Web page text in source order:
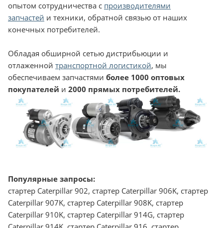
опытом сотрудничества с производителями
запчастей и техники, обратной связью от наших
конечных потребителей.
Обладая обширной сетью дистрибьюции и
отлаженной транспортной логистикой, мы
обеспечиваем запчастями более 1000 оптовых
покупателей и 2000 прямых потребителей.
Популярные запросы:
стартер Caterpillar 902, стартер Caterpillar 906K, стартер Caterpillar 907K, стартер Caterpillar 908K, стартер Caterpillar 910K, стартер Caterpillar 914G, стартер Caterpillar 914K, стартер Caterpillar 916, стартер Caterpillar 918F, стартер Caterpillar 920, стартер Caterpillar 920C, стартер Caterpillar 922, стартер Caterpillar 922B, стартер Caterpillar 924G, стартер Caterpillar 924Gz, стартер Caterpillar 924H, стартер Caterpillar 924Hz, стартер Caterpillar 924K, стартер Caterpillar 926, стартер Caterpillar 926E, стартер Caterpillar 926G, стартер Caterpillar 928Gz, стартер Caterpillar 928Hz, стартер Caterpillar 930, стартер Caterpillar 930G, стартер Caterpillar 930H, стартер Caterpillar 930K, стартер Caterpillar 931, стартер Caterpillar 931B, стартер Caterpillar 931C, стартер Caterpillar 931C LGP II, стартер Caterpillar 933, стартер Caterpillar 933C, стартер Caterpillar 933F, стартер Caterpillar 933С n, стартер Caterpillar 935B, стартер Caterpillar 935C, стартер Caterpillar 935C LGP, стартер Caterpillar 936, стартер Caterpillar 936E, стартер Caterpillar 936F, стартер Caterpillar 936F II, стартер Caterpillar 938G II, стартер Caterpillar 938H, стартер Caterpillar 938K, стартер Caterpillar 939, стартер Caterpillar 939C, стартер Caterpillar 939C n, стартер Caterpillar 941, стартер Caterpillar 941B, стартер Caterpillar 943, стартер Caterpillar 943 LGP, стартер Caterpillar 944, стартер Caterpillar 944A, стартер Caterpillar 950 GC, стартер Caterpillar 950F II, стартер Caterpillar 950G, стартер Caterpillar 950G II, стартер Caterpillar 950H, стартер Caterpillar 950L, стартер Caterpillar 951, стартер Caterpillar 951B, стартер Caterpillar 951C, стартер Caterpillar 953, стартер Caterpillar 953 LGP, стартер Caterpillar 953B, стартер Caterpillar 953C, стартер Caterpillar 953C nn, стартер Caterpillar 953C WH, стартер Caterpillar 953D, стартер Caterpillar 953D WH, стартер Caterpillar 955, стартер Caterpillar 955H, стартер Caterpillar 955K, стартер Caterpillar 955L, стартер Caterpillar 960F, стартер Caterpillar 960F II, стартер Caterpillar 962G, стартер Caterpillar 962G II, стартер Caterpillar 962H, стартер Caterpillar 962K, стартер Caterpillar 962L, стартер Caterpillar 962M, стартер Caterpillar 963, стартер Caterpillar 963B, стартер Caterpillar 963C, стартер Caterpillar 963C LGP, стартер Caterpillar 963C n, стартер Caterpillar 963C WH, стартер Caterpillar 963D, стартер Caterpillar 963D WH, стартер Caterpillar 963F, стартер Caterpillar 963K, стартер Caterpillar 966G II, стартер Caterpillar 966H, стартер Caterpillar 966L, стартер Caterpillar 970F, стартер Caterpillar 970F II, стартер Caterpillar 972G II, стартер Caterpillar 972H, стартер Caterpillar 972K, стартер Caterpillar 972L, стартер Caterpillar 973, стартер Caterpillar 973 LGP, стартер Caterpillar 973C, стартер Caterpillar 973C n, стартер Caterpillar 973C WH, стартер Caterpillar 973D, стартер Caterpillar 973D SH, стартер Caterpillar 973D WH, стартер Caterpillar 977H, стартер Caterpillar 977K, стартер Caterpillar 977L, стартер Caterpillar 980G II, стартер Caterpillar 980H, стартер Caterpillar 980K, стартер Caterpillar 980L, стартер Caterpillar 980М, стартер Caterpillar 983, стартер Caterpillar 986H, стартер Caterpillar 988F, стартер Caterpillar 988GII, стартер Caterpillar 988H, стартер Caterpillar 988K, стартер Caterpillar 990H, стартер Caterpillar 990II, стартер Caterpillar 990K, стартер Caterpillar 992G, стартер Caterpillar 992K, стартер Caterpillar 993K, стартер Caterpillar 994D, стартер Caterpillar 994F, стартер Caterpillar 994K, стартер Caterpillar IT14G, стартер Caterpillar IT38G II, стартер Caterpillar IT38H, стартер Caterpillar IT62H, стартер Caterpillar 239D, стартер Caterpillar 247B Series 2, стартер Caterpillar 247B Series 3, стартер Caterpillar 249D, стартер Caterpillar 257B Series 2, стартер Caterpillar 257B Series 3, стартер Caterpillar 257D, стартер Caterpillar 259B Series 3, стартер Caterpillar 259D, стартер Caterpillar 277C (XPS), стартер Caterpillar 277D, стартер Caterpillar 279C, стартер Caterpillar 279D, стартер Caterpillar 287C (XPS), стартер Caterpillar 287D, стартер Caterpillar 289C, стартер Caterpillar 289D, стартер Caterpillar 297C (XPS), стартер Caterpillar 299C, стартер Caterpillar 299D, стартер Caterpillar 299D XHP, стартер Caterpillar 904B, стартер Caterpillar 904H, стартер Caterpillar 906H, стартер Caterpillar 907H, стартер Caterpillar 908H, стартер Caterpillar 910G II, стартер Caterpillar 914G, стартер Caterpillar 216B Series 2, стартер Caterpillar 216B Series 3, стартер Caterpillar 216В, стартер Caterpillar 226B Series 2, стартер Caterpillar 226B Series 3, стартер Caterpillar 226В, стартер Caterpillar 226В (НF), стартер Caterpillar 232B Series 2, стартер Caterpillar 232D, стартер Caterpillar 232В, стартер Caterpillar 236B Series 2, стартер Caterpillar 236B Series 3, стартер Caterpillar 236D, стартер Caterpillar 236В, стартер Caterpillar 242B Series 2, стартер Caterpillar 242B Series 3, стартер Caterpillar 242D, стартер Caterpillar 242В, стартер Caterpillar 242В (НF), стартер Caterpillar 246C (XPS), стартер Caterpillar 246В, стартер Caterpillar 248В (НF) ХРS, стартер Caterpillar 252B Series 2, стартер Caterpillar 252В, стартер Caterpillar 256C (XPS), стартер Caterpillar 262C (XPS), стартер Caterpillar 262D, стартер Caterpillar 262В, стартер Caterpillar 268B, стартер Caterpillar 268В (НF) ХРS, стартер Caterpillar 272C (XPS), стартер Caterpillar 272D, стартер Caterpillar 272D XHP, стартер Caterpillar 277B, стартер Caterpillar TH215, стартер Caterpillar TH220B, стартер Caterpillar TH255, стартер Caterpillar TH255C, стартер Caterpillar TH336, стартер Caterpillar TH337, стартер Caterpillar TH406, стартер Caterpillar TH407, стартер Caterpillar TH414, стартер Caterpillar TH414C, стартер Caterpillar TH417C, стартер Caterpillar TH514, стартер Caterpillar TL642, стартер Caterpillar DP100N, стартер Caterpillar DP120N, стартер Caterpillar DP135N, стартер Caterpillar DP150N, стартер Caterpillar DP15NT, стартер Caterpillar DP160N, стартер Caterpillar DP18NT, стартер Caterpillar DP20CN, стартер Caterpillar DP20NT, стартер Caterpillar DP25NT, стартер Caterpillar DP30NT, стартер Caterpillar DP35NT, стартер Caterpillar DP40K, стартер Caterpillar DP40KL, стартер Caterpillar DP45K, стартер Caterpillar DP50K, стартер Caterpillar DP60, стартер Caterpillar DP70, стартер Caterpillar DP80N, стартер Caterpillar DP90N, стартер Caterpillar GP15NT, стартер Caterpillar GP18NT, стартер Caterpillar GP20CNT, стартер Caterpillar GP20NT, стартер Caterpillar GP25NT, стартер Caterpillar GP30NT, стартер Caterpillar GP35NT, стартер Caterpillar GP40K, стартер Caterpillar GP40KL, стартер Caterpillar GP45K, стартер Caterpillar GP50K, стартер Caterpillar EP10KRT PAC, стартер Caterpillar EP12KRT PAC, стартер Caterpillar EP13PNT, стартер Caterpillar EP15KRT PAC, стартер Caterpillar EP15PNT, стартер Caterpillar EP16CPN, стартер Caterpillar EP16CPNT, стартер Caterpillar EP16PN, стартер Caterpillar EP16PNT, стартер Caterpillar EP18CPN, стартер Caterpillar EP18CPNT, стартер Caterpillar EP18PN, стартер Caterpillar EP18PNT, стартер Caterpillar EP20K PAC, стартер Caterpillar EP20PN, стартер Caterpillar EP20PNT, стартер Caterpillar EP25K PAC, стартер Caterpillar EP30K PAC, стартер Caterpillar EP35K PAC, стартер Caterpillar EP40, стартер Caterpillar EP45, стартер Caterpillar EP50, стартер Caterpillar NR14N, стартер Caterpillar NR14NH, стартер Caterpillar NR16N, стартер Caterpillar NR16NC, стартер Caterpillar NR16NH, стартер Caterpillar NR16NHC, стартер Caterpillar NR16NHS, стартер Caterpillar NR16NS, стартер Caterpillar NR20NH, стартер Caterpillar NR25NH, стартер Caterpillar NRM20K, стартер Caterpillar NRM25K, стартер Caterpillar NSP10N, стартер Caterpillar NSP12N, стартер Caterpillar NSP12NI, стартер Caterpillar NSP12NS, стартер Caterpillar NSP16N, стартер Caterpillar NSP16NI, стартер Caterpillar NSP16NS, стартер Caterpillar NSR12N, стартер Caterpillar NSR16N, стартер Caterpillar NSR16NI, стартер Caterpillar NSR20N, стартер Caterpillar NSS15N, стартер Caterpillar NSS15NI, стартер Caterpillar NSS20N, стартер Caterpillar NSV12N, стартер Caterpillar NSV12NI, стартер Caterpillar NSV12NS, стартер Caterpillar NSV16N, стартер Caterpillar NSV16NI, стартер Caterpillar NSV16NS, стартер CAT 902, стартер CAT 906K, стартер CAT 907K, стартер CAT 908K, стартер CAT 910K, стартер CAT 914G, стартер CAT 914K, стартер CAT 916, стартер CAT 918F, стартер CAT 920, стартер CAT 920C, стартер CAT 922, стартер CAT 922B, стартер CAT 924G, стартер CAT 924Gz, стартер CAT 924H, стартер CAT 924Hz, стартер CAT 924K, стартер CAT 926, стартер CAT 926E, стартер CAT 926G, стартер CAT 928Gz, стартер CAT 928Hz, стартер CAT 930, стартер CAT 930G, стартер CAT 930H, стартер CAT 930K, стартер CAT 931, стартер CAT 931B, стартер CAT 931C, стартер CAT 931C LGP II, стартер CAT 933, стартер CAT 933C, стартер CAT 933F, стартер CAT 933С n, стартер CAT 935B, стартер CAT 935C, стартер CAT 935C LGP, стартер CAT 936, стартер CAT 936E, стартер CAT 936F, стартер CAT 936F II, стартер CAT 938G II, стартер CAT 938H, стартер CAT 938K, стартер CAT 939, стартер CAT 939C, стартер CAT 939C n, стартер CAT 941, стартер CAT 941B, стартер CAT 943, стартер CAT 943 LGP, стартер CAT 944, стартер CAT 944A, стартер CAT 950 GC, стартер CAT 950F II, стартер CAT 950G, стартер CAT 950G II, стартер CAT 950H, стартер CAT 950L, стартер CAT 951, стартер CAT 951B, стартер CAT 951C, стартер CAT 953, стартер CAT 953 LGP, стартер CAT 953B, стартер CAT 953C, стартер CAT 953C nn, стартер CAT 953C WH, стартер CAT 953D, стартер CAT 953D WH, стартер CAT 955, стартер CAT 955H, стартер CAT 955K, стартер CAT 955L, стартер CAT 960F, стартер CAT 960F II, стартер CAT 962G, стартер CAT 962G II, стартер CAT 962H, стартер CAT 962K, стартер CAT 962L, стартер CAT 962M, стартер CAT 963, стартер CAT 963B, стартер CAT 963C, стартер CAT 963C LGP, стартер CAT 963C n, стартер CAT 963C WH, стартер CAT 963D, стартер CAT 963D WH, стартер CAT 963F, стартер CAT 963K, стартер CAT 966G II, стартер CAT 966H,